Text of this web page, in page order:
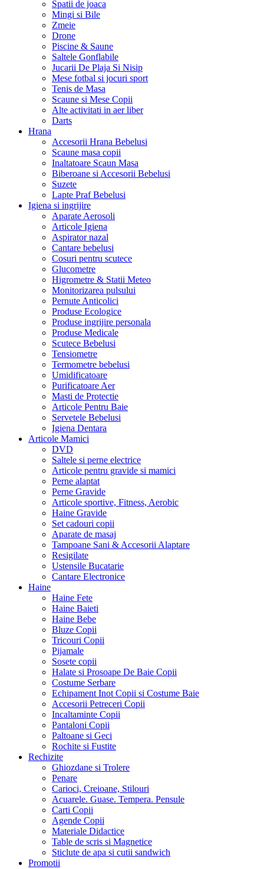
Spatii de joaca
Mingi si Bile
Zmeie
Drone
Piscine & Saune
Saltele Gonflabile
Jucarii De Plaja Si Nisip
Mese fotbal si jocuri sport
Tenis de Masa
Scaune si Mese Copii
Alte activitati in aer liber
Darts
Hrana
Accesorii Hrana Bebelusi
Scaune masa copii
Inaltatoare Scaun Masa
Biberoane si Accesorii Bebelusi
Suzete
Lapte Praf Bebelusi
Igiena si ingrijire
Aparate Aerosoli
Articole Igiena
Aspirator nazal
Cantare bebelusi
Cosuri pentru scutece
Glucometre
Higrometre & Statii Meteo
Monitorizarea pulsului
Pernute Anticolici
Produse Ecologice
Produse ingrijire personala
Produse Medicale
Scutece Bebelusi
Tensiometre
Termometre bebelusi
Umidificatoare
Purificatoare Aer
Masti de Protectie
Articole Pentru Baie
Servetele Bebelusi
Igiena Dentara
Articole Mamici
DVD
Saltele si perne electrice
Articole pentru gravide si mamici
Perne alaptat
Perne Gravide
Articole sportive, Fitness, Aerobic
Haine Gravide
Set cadouri copii
Aparate de masaj
Tampoane Sani & Accesorii Alaptare
Resigilate
Ustensile Bucatarie
Cantare Electronice
Haine
Haine Fete
Haine Baieti
Haine Bebe
Bluze Copii
Tricouri Copii
Pijamale
Sosete copii
Halate si Prosoape De Baie Copii
Costume Serbare
Echipament Inot Copii si Costume Baie
Accesorii Petreceri Copii
Incaltaminte Copii
Pantaloni Copii
Paltoane si Geci
Rochite si Fustite
Rechizite
Ghiozdane si Trolere
Penare
Carioci, Creioane, Stilouri
Acuarele. Guase. Tempera. Pensule
Carti Copii
Agende Copii
Materiale Didactice
Table de scris si Magnetice
Sticlute de apa si cutii sandwich
Promotii